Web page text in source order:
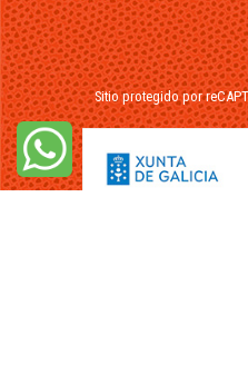
Sitio protegido por